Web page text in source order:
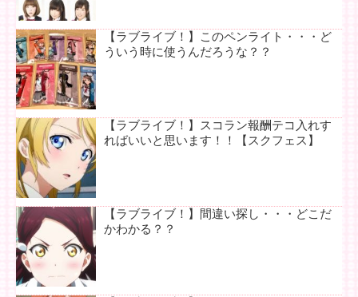
【ラブライブ！】このペンライト・・・ど
ういう時に使うんだろうな？？
【ラブライブ！】スコラン報酬テコ入れす
ればいいと思います！！【スクフェス】
【ラブライブ！】間違い探し・・・どこだ
かわかる？？